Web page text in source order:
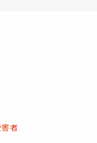
者